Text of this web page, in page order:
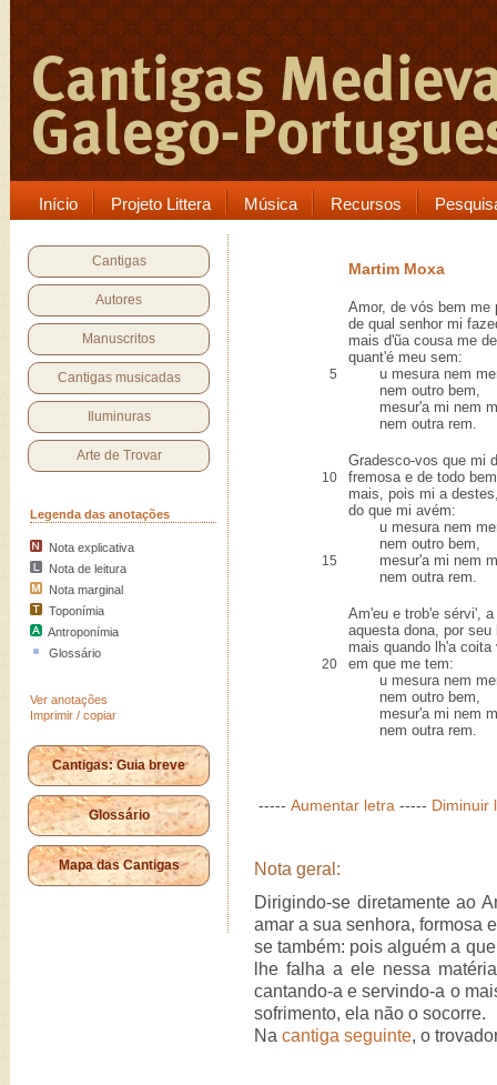
Início Projeto Littera Música Recursos
Cantigas
Autores
Manuscritos
Cantigas musicadas
Iluminuras
Arte de Trovar
Legenda das anotações
Nota explicativa
Nota de leitura
Nota marginal
Toponímia
Antroponímia
Glossário
Ver anotações
Imprimir / copiar
Cantigas: Guia breve
Glossário
Mapa das Cantigas
Martim Moxa
Amor, de vós bem me
de qual senhor mi
mais d'ũa cousa me
quant'é meu sem:
5
u mesura nem
nem outro bem,
mesur'a mi nem
nem outra rem.
Gradesco-vos que mi
10
fremosa e de todo
mais, pois mi a
do que mi avém:
u mesura nem
nem outro bem,
15
mesur'a mi nem
nem outra rem.
Am'eu e trob'e sérvi',
aquesta dona, por seu
mais quando lh'a coita
20
em que me tem:
u mesura nem
nem outro bem,
mesur'a mi nem
nem outra rem.
----- Aumentar letra ----- Diminuir
Nota geral:
Dirigindo-se diretamente ao
amar a sua senhora, formosa
se também: pois alguém a
lhe falha a ele nessa
cantando-a e servindo-a o
sofrimento, ela não o socorre.
Na cantiga seguinte, o